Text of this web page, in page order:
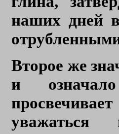
наших дней
Второе же
и